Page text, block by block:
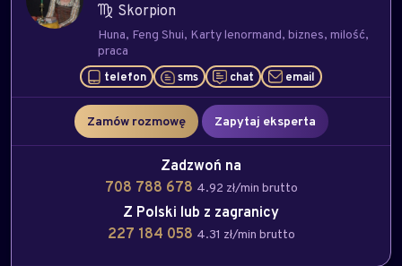
Skorpion
Huna Feng Shui Karty lenormand biznes milość
praca
telefon sms chat email
Zamów rozmowę Zapytaj eksperta
Zadzwoń na
708 788 678 4.92 zł/min brutto
Z Polski lub z zagranicy
227 184 058 4.31 zł/min brutto